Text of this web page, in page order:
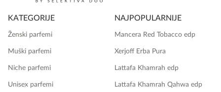
KATEGORIJE
Ženski parfemi
Muški parfemi
Niche parfemi
Unisex parfemi
NAJPOPULARNIJE
Mancera Red Tobacco edp
Xerjoff Erba Pura
Lattafa Khamrah edp
Lattafa Khamrah Qahwa edp